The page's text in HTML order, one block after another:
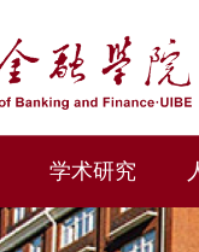
学术研究